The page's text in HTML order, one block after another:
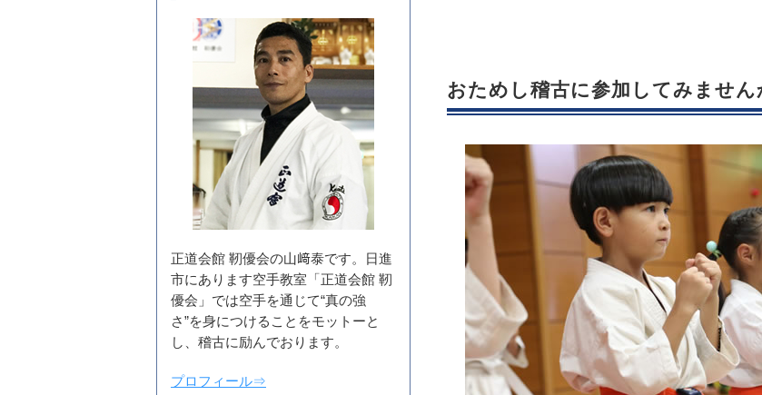
おためし稽古に参加してみません
正道会館 靭優会の山﨑泰です。日進
市にあります空手教室「正道会館 靭
優会」では空手を通じて“真の強
さ”を身につけることをモットーと
し、稽古に励んでおります。
プロフィール⇒